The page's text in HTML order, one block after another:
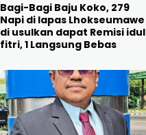
Bagi-Bagi Baju Koko, 279
Napi di lapas Lhokseumawe
di usulkan dapat Remisi idul
fitri, 1 Langsung Bebas